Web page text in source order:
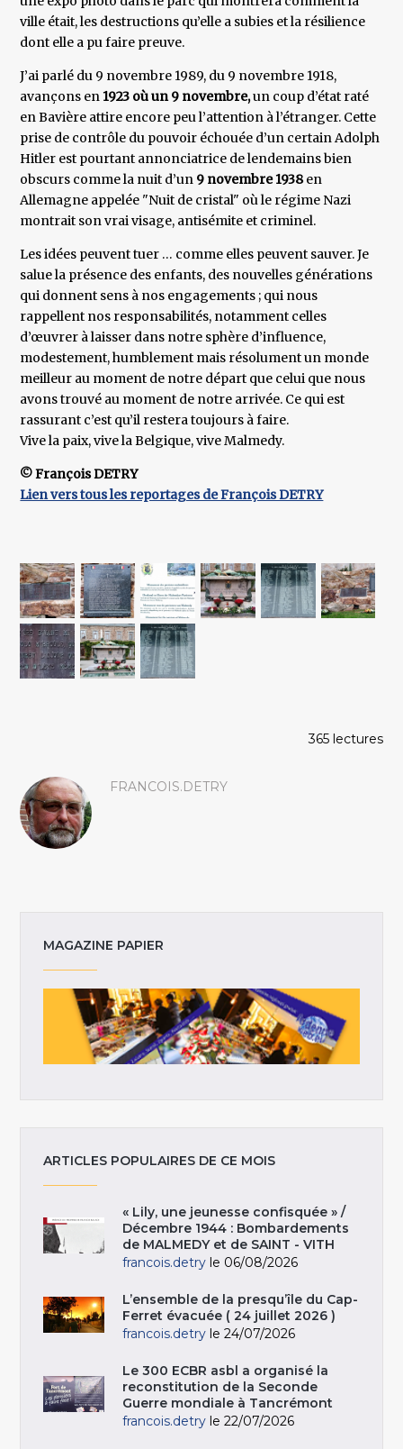
ville était, les destructions qu’elle a subies et la résilience
dont elle a pu faire preuve.
J’ai parlé du 9 novembre 1989, du 9 novembre 1918,
avançons en1923 où un 9 novembre,un coup d’état raté
en Bavière attire encore peu l’attention à l’étranger. Cette
prise de contrôle du pouvoir échouée d’un certain Adolph
Hitler est pourtant annonciatrice de lendemains bien
obscurs comme la nuit d’un 9 novembre 1938en
Allemagne appelée "Nuit de cristal" où le régime Nazi
montrait son vrai visage, antisémite et criminel.
Les idées peuvent tuer … comme elles peuvent sauver. Je
salue la présence des enfants, des nouvelles générations
qui donnent sens à nos engagements ; qui nous
rappellent nos responsabilités, notamment celles
d’œuvrer à laisser dans notre sphère d’influence,
modestement, humblement mais résolument un monde
meilleur au moment de notre départ que celui que nous
avons trouvé au moment de notre arrivée. Ce qui est
rassurant c’est qu’il restera toujours à faire.
Vive la paix, vive la Belgique, vive Malmedy.
© François DETRY
Lien vers tous les reportages de François DETRY
365 lectures
FRANCOIS.DETRY
MAGAZINE PAPIER
ARTICLES POPULAIRES DE CE MOIS
« Lily, une jeunesse confisquée » /
Décembre 1944 : Bombardements
de MALMEDY et de SAINT - VITH
francois.detry le 06/08/2026
L’ensemble de la presqu’île du Cap-
Ferret évacuée ( 24 juillet 2026 )
francois.detry le 24/07/2026
Le 300 ECBR asbl a organisé la
reconstitution de la Seconde
Guerre mondiale à Tancrémont
francois.detry le 22/07/2026